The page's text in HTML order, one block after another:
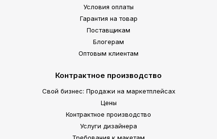
Условия оплаты
Гарантия на товар
Поставщикам
Блогерам
Оптовым клиентам
Контрактное производство
Свой бизнес: Продажи на маркетплейсах
Цены
Контрактное производство
Услуги дизайнера